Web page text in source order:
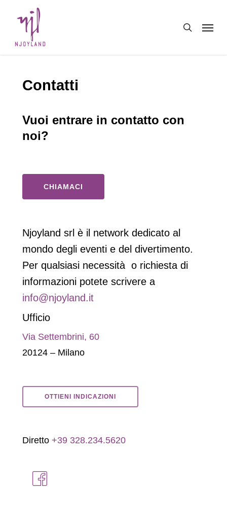
search
Menu
Contatti
Vuoi entrare in contatto con
noi?
CHIAMACI
Njoyland srl è il network dedicato al
mondo degli eventi e del divertimento.
Per qualsiasi necessità o richiesta di
informazioni potete scrivere a
info@njoyland.it
Ufficio
Via Settembrini, 60
20124 – Milano
OTTIENI INDICAZIONI
Diretto +39 328.234.5620